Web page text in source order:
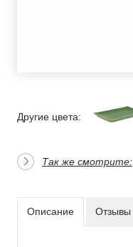
Другие цвета:
Так же смотрите:
Описание Отзывы